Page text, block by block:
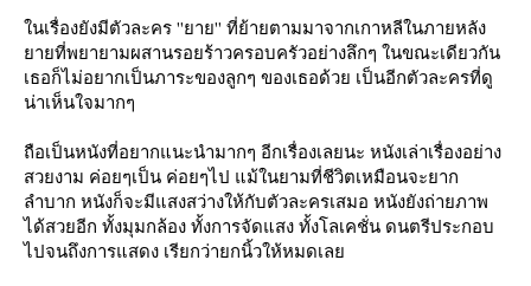
นเรื่องยังมีตัวละคร ''ยาย'' ที่ย้ายตามมาจากเกาหลีในภายหลัง
ายที่พยายามผสานรอยร้าวครอบครัวอย่างลึกๆ ในขณะเดียวกัน
เธอก็ไม่อยากเป็นภาระของลูกๆ ของเธอด้วย เป็นอีกตัวละครที่ดู
น่าเห็นใจมากๆ
ถือเป็นหนังที่อยากแนะนำมากๆ อีกเรื่องเลยนะ หนังเล่าเรื่องอย่าง
สวยงาม ค่อยๆเป็น ค่อยๆไป แม้ในยามที่ชีวิตเหมือนจะยาก
ลำบาก หนังก็จะมีแสงสว่างให้กับตัวละครเสมอ หนังยังถ่ายภาพ
ได้สวยอีก ทั้งมุมกล้อง ทั้งการจัดแสง ทั้งโลเคชั่น ดนตรีประกอบ
ไปจนถึงการแสดง เรียกว่ายกนิ้วให้หมดเล